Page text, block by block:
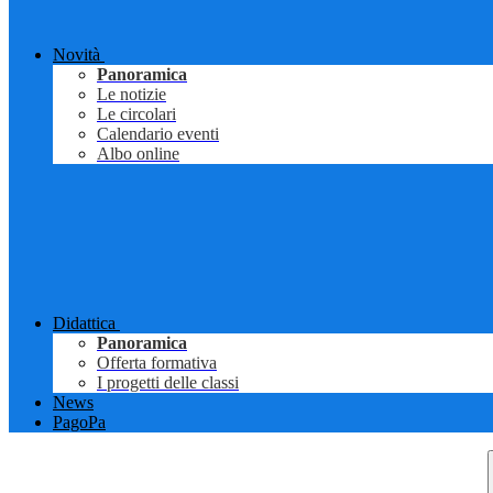
Novità
Panoramica
Le notizie
Le circolari
Calendario eventi
Albo online
Didattica
Panoramica
Offerta formativa
I progetti delle classi
News
PagoPa